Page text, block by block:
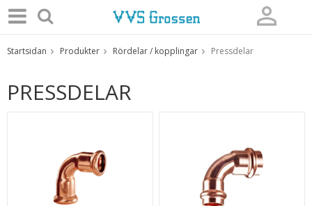
Startsidan Produkter Rördelar / kopplingar Pressdelar
PRESSDELAR